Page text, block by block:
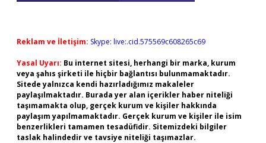
Reklam ve İletişim: Skype: live:.cid.575569c608265c69
Yasal Uyarı: Bu internet sitesi, herhangi bir marka, kurum
veya şahıs şirketi ile hiçbir bağlantısı bulunmamaktadır.
Sitede yalnızca kendi hazırladığımız makaleler
paylaşılmaktadır. Burada yer alan içerikler haber niteliği
taşımamakta olup, gerçek kurum ve kişiler hakkında
paylaşım yapılmamaktadır. Gerçek kurum ve kişiler ile isim
benzerlikleri tamamen tesadüfidir. Sitemizdeki bilgiler
taslak halindedir ve tavsiye niteliği taşımazlar.